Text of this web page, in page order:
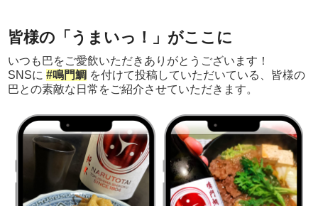
皆様の「うまいっ！」がここに
いつも巴をご愛飲いただきありがとうございます！
SNSに#鳴門鯛 を付けて投稿していただいている、皆様の
巴との素敵な日常をご紹介させていただきます。